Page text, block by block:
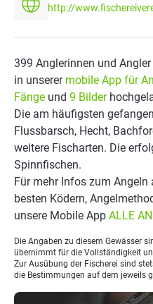
http://
399 Anglerinnen und
in unserer mobile App für
Fänge und 9 Bilder
Die am häufigsten
Flussbarsch, Hecht,
weitere Fischarten. Die
Spinnfischen.
Für mehr Infos zum Angeln
besten Ködern,
unsere Mobile App ALLE
Die Angaben zu diesem Gewässer
übernimmt für die Vollständigkeit
Zur Ausübung der Fischerei sind
die Bestimmungen auf dem jeweils